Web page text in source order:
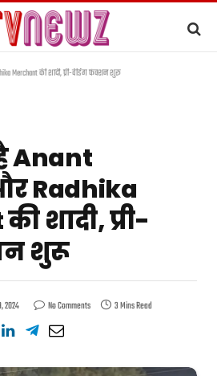
Merchant की शादी, प्री-वेडिंग फंक्शन शुरू
Anant
Radhika
शादी, प्री-
शुरू
2024 No Comments
3 Mins Read